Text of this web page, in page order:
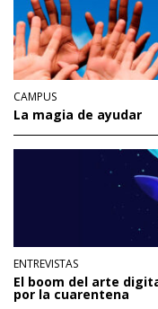
CAMPUS
La magia de ayudar
ENTREVISTAS
El boom del arte
por la cuarentena